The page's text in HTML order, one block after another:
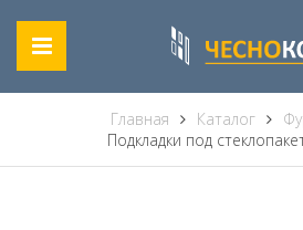
Главная Каталог
Подкладки под